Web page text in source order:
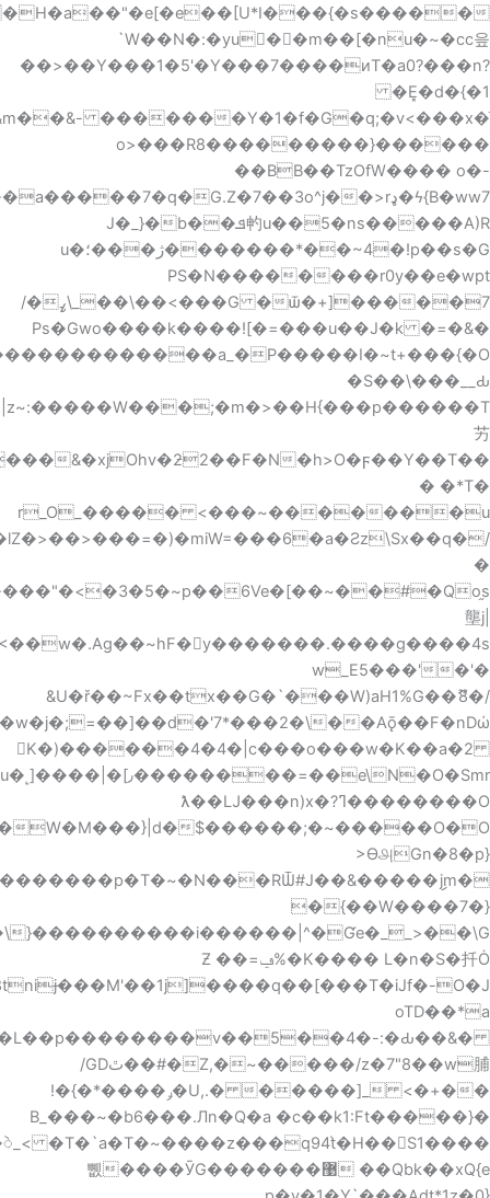
��Kq���#�z�5�J�̧�����k:͚��oTˍo|w���szct��5<��w�.Ag��~hF�y�������.����g����4s�ܨ�w����:�����������I�f�K6k��1:��o�;�h�� iˋ+�ڨ\^�3�T��"z��